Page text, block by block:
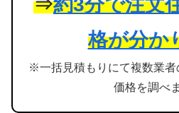
⇒約3分で注文
格が分か
※一括見積もりにて複数業者
価格を調べ